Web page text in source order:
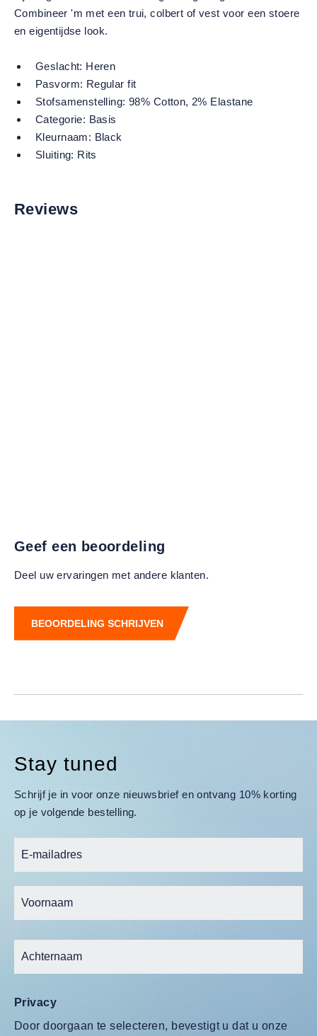
Combineer 'm met een trui, colbert of vest voor een stoere
en eigentijdse look.
Geslacht: Heren
Pasvorm: Regular fit
Stofsamenstelling: 98% Cotton, 2% Elastane
Categorie: Basis
Kleurnaam: Black
Sluiting: Rits
Reviews
Geef een beoordeling
Deel uw ervaringen met andere klanten.
BEOORDELING SCHRIJVEN
Stay tuned
Schrijf je in voor onze nieuwsbrief en ontvang 10% korting
op je volgende bestelling.
Privacy
Door doorgaan te selecteren, bevestigt u dat u onze